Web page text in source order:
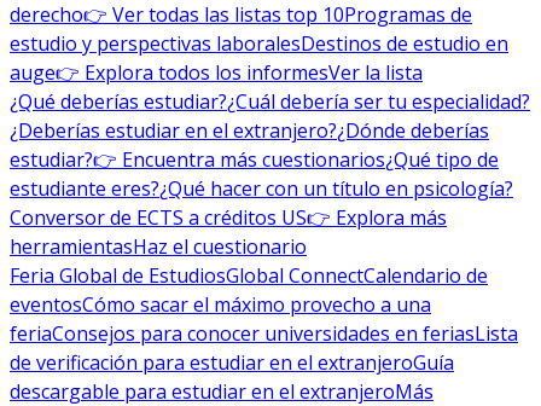
derecho👉 Ver todas las listas top 10Programas de
estudio y perspectivas laboralesDestinos de estudio en
auge👉 Explora todos los informesVer la lista
¿Qué deberías estudiar?¿Cuál debería ser tu especialidad?
¿Deberías estudiar en el extranjero?¿Dónde deberías
estudiar?👉 Encuentra más cuestionarios¿Qué tipo de
estudiante eres?¿Qué hacer con un título en psicología?
Conversor de ECTS a créditos US👉 Explora más
herramientasHaz el cuestionario
Feria Global de EstudiosGlobal ConnectCalendario de
eventosCómo sacar el máximo provecho a una
feriaConsejos para conocer universidades en feriasLista
de verificación para estudiar en el extranjeroGuía
descargable para estudiar en el extranjeroMás